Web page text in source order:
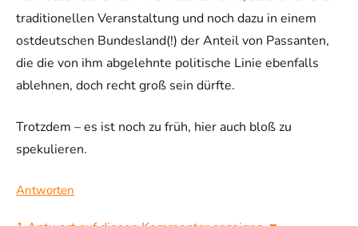
traditionellen Veranstaltung und noch dazu in einem
ostdeutschen Bundesland(!) der Anteil von Passanten,
die die von ihm abgelehnte politische Linie ebenfalls
ablehnen, doch recht groß sein dürfte.
Trotzdem – es ist noch zu früh, hier auch bloß zu
spekulieren.
Antworten